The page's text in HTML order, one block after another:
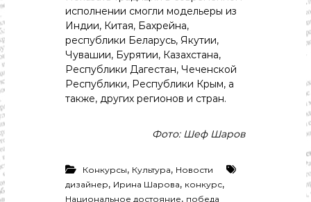
и
,
п
о
л
т
и
а
,
к
н
исполнении смогли модельеры из
Индии, Китая, Бахрейна,
республики Беларусь, Якутии,
Чувашии, Бурятии, Казахстана,
Республики Дагестан, Чеченской
Республики, Республики Крым, а
также, других регионов и стран.
Фото: Шеф Шаров
Конкурсы, Культура, Новости
дизайнер, Ирина Шарова, конкурс,
Национальное достояние, победа